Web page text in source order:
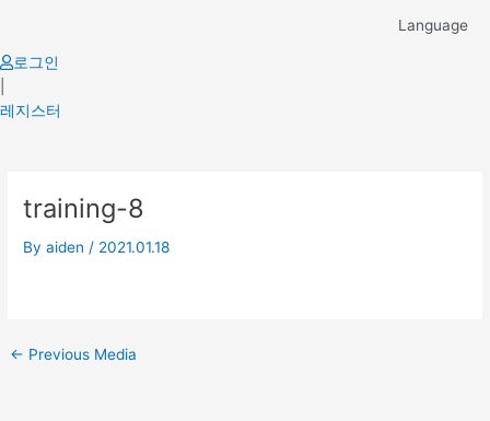
content
Language
로그인
레지스터
training-8
Byaiden / 2021.01.18
navigation
← Previous Media